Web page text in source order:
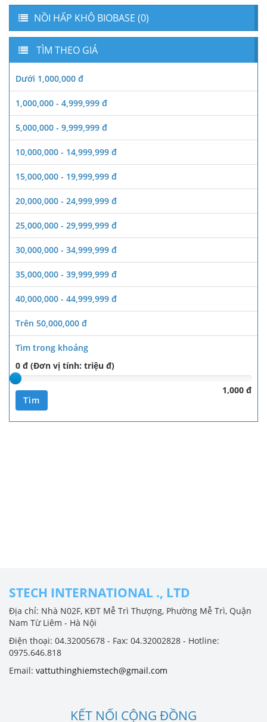
NỒI HẤP KHÔ BIOBASE (0)
TÌM THEO GIÁ
Dưới 1,000,000 đ
1,000,000 - 4,999,999 đ
5,000,000 - 9,999,999 đ
10,000,000 - 14,999,999 đ
15,000,000 - 19,999,999 đ
20,000,000 - 24,999,999 đ
25,000,000 - 29,999,999 đ
30,000,000 - 34,999,999 đ
35,000,000 - 39,999,999 đ
40,000,000 - 44,999,999 đ
Trên 50,000,000 đ
Tìm trong khoảng
0 đ (Đơn vị tính: triệu đ)
1,000 đ
Tìm
STECH INTERNATIONAL ., LTD
Địa chỉ: Nhà N02F, KĐT Mễ Trì Thượng, Phường Mễ Trì, Quận
Nam Từ Liêm - Hà Nội
Điện thoại: 04.32005678 - Fax: 04.32002828 - Hotline:
0975.646.818
Email: vattuthinghiemstech@gmail.com
KẾT NỐI CỘNG ĐỒNG